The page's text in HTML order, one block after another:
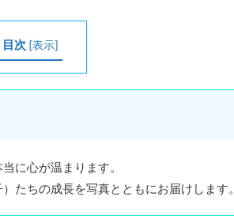
目次 [表示]
に心が温まります。
たちの成長を写真とともにお届けします。